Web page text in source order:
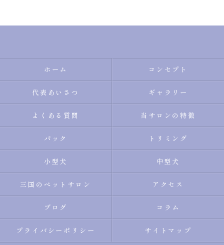
ホーム コンセプト
代表あいさつ ギャラリー
よくある質問 当サロンの特徴
パック トリミング
小型犬 中型犬
三国のペットサロン アクセス
ブログ コラム
プライバシーポリシー サイトマップ